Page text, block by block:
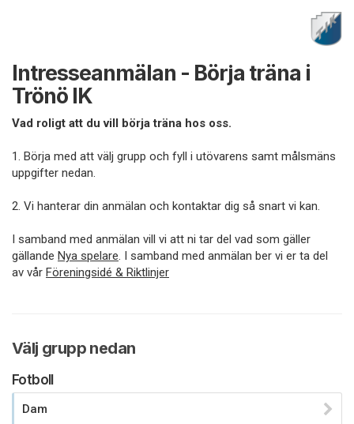
Intresseanmälan - Börja träna i
Trönö IK
Vad roligt att du vill börja träna hos oss.
1. Börja med att välj grupp och fyll i utövarens samt målsmäns
uppgifter nedan.
2. Vi hanterar din anmälan och kontaktar dig så snart vi kan.
I samband med anmälan vill vi att ni tar del vad som gäller
gällande Nya spelare. I samband med anmälan ber vi er ta del
av vår Föreningsidé & Riktlinjer
Välj grupp nedan
Fotboll
Dam